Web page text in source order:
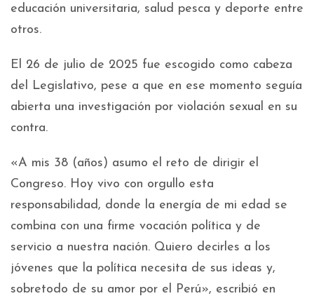
educación universitaria, salud pesca y deporte entre
otros.
El 26 de julio de 2025 fue escogido como cabeza
del Legislativo, pese a que en ese momento seguía
abierta una investigación por violación sexual en su
contra.
«A mis 38 (años) asumo el reto de dirigir el
Congreso. Hoy vivo con orgullo esta
responsabilidad, donde la energía de mi edad se
combina con una firme vocación política y de
servicio a nuestra nación. Quiero decirles a los
jóvenes que la política necesita de sus ideas y,
sobretodo de su amor por el Perú», escribió en